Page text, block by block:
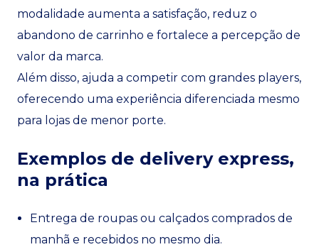
modalidade aumenta a satisfação, reduz o
abandono de carrinho e fortalece a percepção de
valor da marca.
Além disso, ajuda a competir com grandes players,
oferecendo uma experiência diferenciada mesmo
para lojas de menor porte.
Exemplos de delivery express,
na prática
Entrega de roupas ou calçados comprados de
manhã e recebidos no mesmo dia.